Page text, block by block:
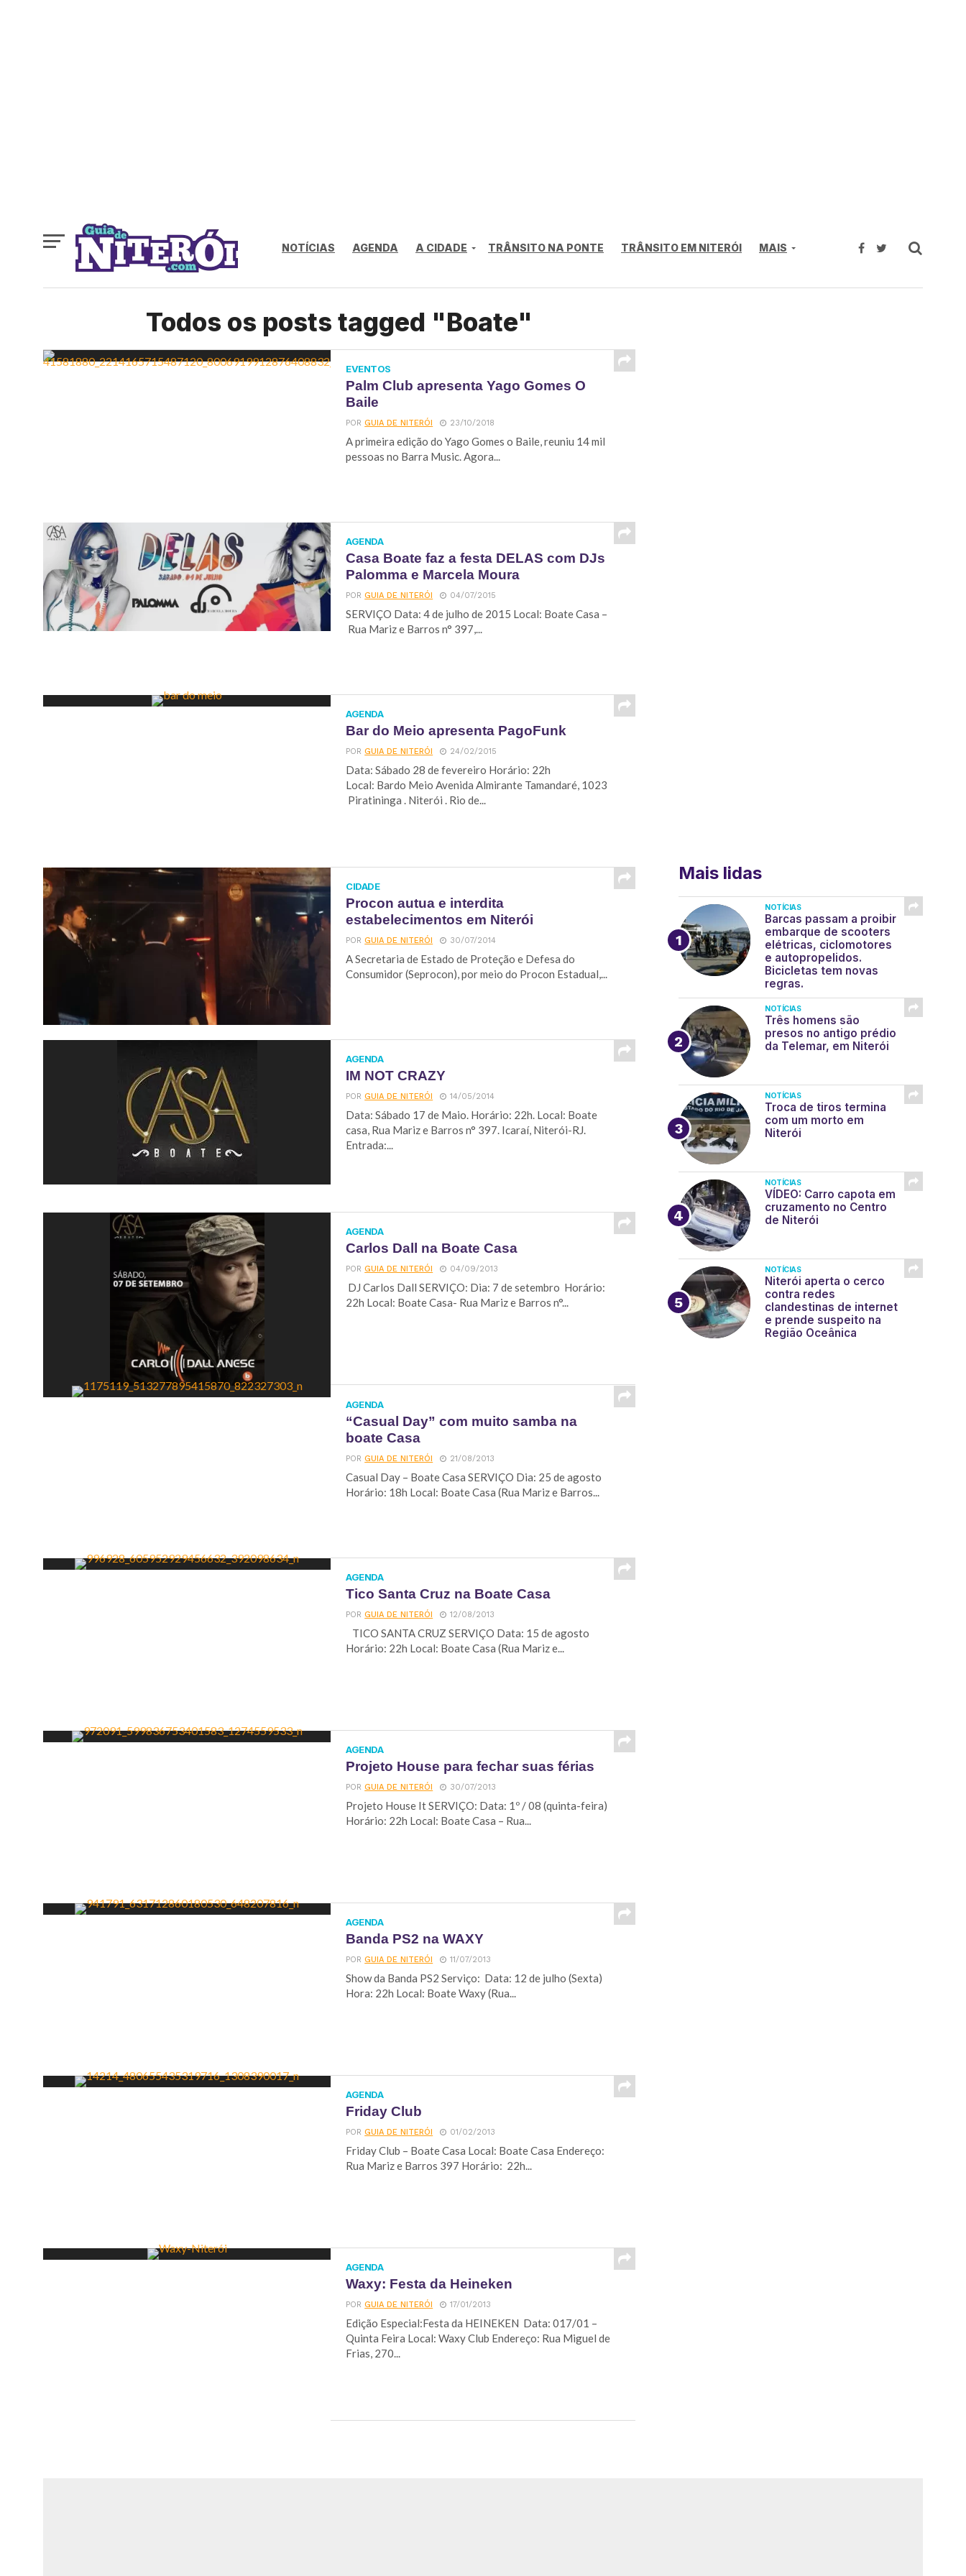
NOTÍCIAS AGENDA A CIDADE TRÂNSITO NA PONTE TRÂNSITO EM NITERÓI MAIS
Todos os posts tagged "Boate"
EVENTOS
Palm Club apresenta Yago Gomes O
Baile
PORGUIA DE NITERÓI 23/10/2018
A primeira edição do Yago Gomes o Baile, reuniu 14 mil
pessoas no Barra Music. Agora...
AGENDA
Casa Boate faz a festa DELAS com DJs
Palomma e Marcela Moura
PORGUIA DE NITERÓI 04/07/2015
SERVIÇO Data: 4 de julho de 2015 Local: Boate Casa –
Rua Mariz e Barros n° 397,...
AGENDA
Bar do Meio apresenta PagoFunk
PORGUIA DE NITERÓI 24/02/2015
Data: Sábado 28 de fevereiro Horário: 22h
Local: Bardo Meio Avenida Almirante Tamandaré, 1023
Piratininga . Niterói . Rio de...
CIDADE
Procon autua e interdita
estabelecimentos em Niterói
PORGUIA DE NITERÓI 30/07/2014
A Secretaria de Estado de Proteção e Defesa do
Consumidor (Seprocon), por meio do Procon Estadual,...
AGENDA
IM NOT CRAZY
PORGUIA DE NITERÓI 14/05/2014
Data: Sábado 17 de Maio. Horário: 22h. Local: Boate
casa, Rua Mariz e Barros n° 397. Icaraí, Niterói-RJ.
Entrada:...
AGENDA
Carlos Dall na Boate Casa
PORGUIA DE NITERÓI 04/09/2013
DJ Carlos Dall SERVIÇO: Dia: 7 de setembro Horário:
22h Local: Boate Casa- Rua Mariz e Barros n°...
AGENDA
“Casual Day” com muito samba na
boate Casa
PORGUIA DE NITERÓI 21/08/2013
Casual Day – Boate Casa SERVIÇO Dia: 25 de agosto
Horário: 18h Local: Boate Casa (Rua Mariz e Barros...
AGENDA
Tico Santa Cruz na Boate Casa
PORGUIA DE NITERÓI 12/08/2013
TICO SANTA CRUZ SERVIÇO Data: 15 de agosto
Horário: 22h Local: Boate Casa (Rua Mariz e...
AGENDA
Projeto House para fechar suas férias
PORGUIA DE NITERÓI 30/07/2013
Projeto House It SERVIÇO: Data: 1º / 08 (quinta-feira)
Horário: 22h Local: Boate Casa – Rua...
AGENDA
Banda PS2 na WAXY
PORGUIA DE NITERÓI 11/07/2013
Show da Banda PS2 Serviço: Data: 12 de julho (Sexta)
Hora: 22h Local: Boate Waxy (Rua...
AGENDA
Friday Club
PORGUIA DE NITERÓI 01/02/2013
Friday Club – Boate Casa Local: Boate Casa Endereço:
Rua Mariz e Barros 397 Horário: 22h...
AGENDA
Waxy: Festa da Heineken
PORGUIA DE NITERÓI 17/01/2013
Edição Especial:Festa da HEINEKEN Data: 017/01 –
Quinta Feira Local: Waxy Club Endereço: Rua Miguel de
Frias, 270...
Mais lidas
NOTÍCIAS
Barcas passam a proibir
embarque de scooters
elétricas, ciclomotores
e autopropelidos.
Bicicletas tem novas
regras.
NOTÍCIAS
Três homens são
presos no antigo prédio
da Telemar, em Niterói
NOTÍCIAS
Troca de tiros termina
com um morto em
Niterói
NOTÍCIAS
VÍDEO: Carro capota em
cruzamento no Centro
de Niterói
NOTÍCIAS
Niterói aperta o cerco
contra redes
clandestinas de internet
e prende suspeito na
Região Oceânica